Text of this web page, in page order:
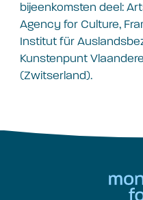
bijeenkomsten deel:
Agency for Culture,
Institut für
Kunstenpunt
(Zwitserland).